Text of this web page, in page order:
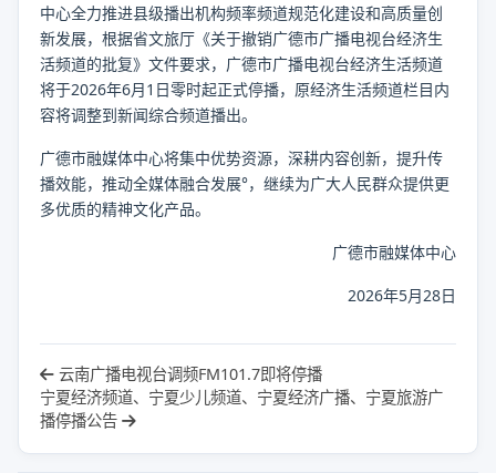
中心全力推进县级播出机构频率频道规范化建设和高质量创
新发展，根据省文旅厅《关于撤销广德市广播电视台经济生
活频道的批复》文件要求，广德市广播电视台经济生活频道
将于2026年6月1日零时起正式停播，原经济生活频道栏目内
容将调整到新闻综合频道播出。
广德市融媒体中心将集中优势资源，深耕内容创新，提升传
播效能，推动全媒体融合发展°，继续为广大人民群众提供更
多优质的精神文化产品。
广德市融媒体中心
2026年5月28日
云南广播电视台调频FM101.7即将停播
宁夏经济频道、宁夏少儿频道、宁夏经济广播、宁夏旅游广
播停播公告